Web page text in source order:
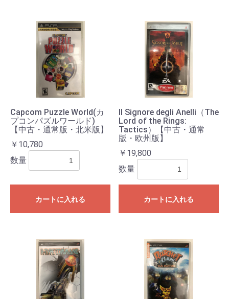
Capcom Puzzle World(カ
プコンパズルワールド)
【中古・通常版・北米版】
￥10,780
数量
カートに入れる
Il Signore degli Anelli（The
Lord of the Rings:
Tactics）【中古・通常
版・欧州版】
￥19,800
数量
カートに入れる